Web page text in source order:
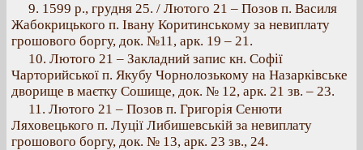
9. 1599 p., грудня 25. / Лютого 21 – Позов п. Василя
Жабокрицького п. Івану Коритинському за невиплату
грошового боргу, док. №11, арк. 19 – 21.
10. Лютого 21 – Закладний запис кн. Софії
Чарторийської п. Якубу Чорнолозькому на Назарківське
дворище в маєтку Сошище, док. № 12, арк. 21 зв. – 23.
11. Лютого 21 – Позов п. Григорія Сенюти
Ляховецького п. Луції Либишевській за невиплату
грошового боргу, док. № 13, арк. 23 зв., 24.